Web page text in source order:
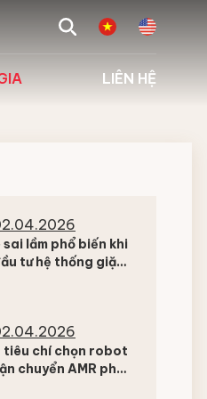
search
LIÊN HỆ
sai lầm phổ biến khi
tư hệ thống giặt
tiêu chí chọn robot
chuyển AMR phù